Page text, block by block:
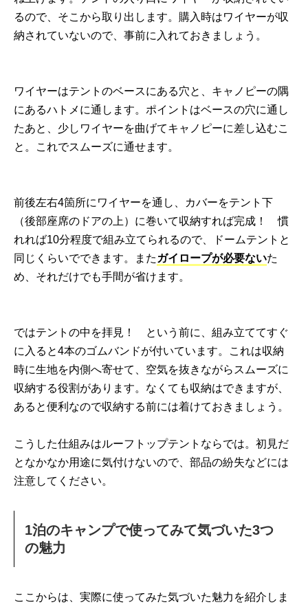
るので、そこから取り出します。購入時はワイヤーが収
納されていないので、事前に入れておきましょう。
ワイヤーはテントのベースにある穴と、キャノピーの隅
にあるハトメに通します。ポイントはベースの穴に通し
たあと、少しワイヤーを曲げてキャノピーに差し込むこ
と。これでスムーズに通せます。
前後左右4箇所にワイヤーを通し、カバーをテント下
（後部座席のドアの上）に巻いて収納すれば完成！ 慣
れれば10分程度で組み立てられるので、ドームテントと
同じくらいでできます。また ガイロープが必要ないた
め、それだけでも手間が省けます。
ではテントの中を拝見！ という前に、組み立ててすぐ
に入ると4本のゴムバンドが付いています。これは収納
時に生地を内側へ寄せて、空気を抜きながらスムーズに
収納する役割があります。なくても収納はできますが、
あると便利なので収納する前には着けておきましょう。
こうした仕組みはルーフトップテントならでは。初見だ
となかなか用途に気付けないので、部品の紛失などには
注意してください。
1泊のキャンプで使ってみて気づいた3つ
の魅力
ここからは、実際に使ってみた気づいた魅力を紹介しま